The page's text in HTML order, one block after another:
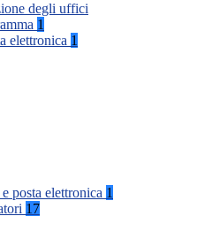
degli uffici
1
elettronica 1
posta elettronica 1
17